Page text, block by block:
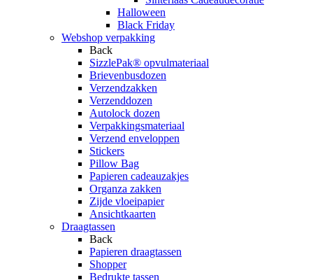
Halloween
Black Friday
Webshop verpakking
Back
SizzlePak® opvulmateriaal
Brievenbusdozen
Verzendzakken
Verzenddozen
Autolock dozen
Verpakkingsmateriaal
Verzend enveloppen
Stickers
Pillow Bag
Papieren cadeauzakjes
Organza zakken
Zijde vloeipapier
Ansichtkaarten
Draagtassen
Back
Papieren draagtassen
Shopper
Bedrukte tassen